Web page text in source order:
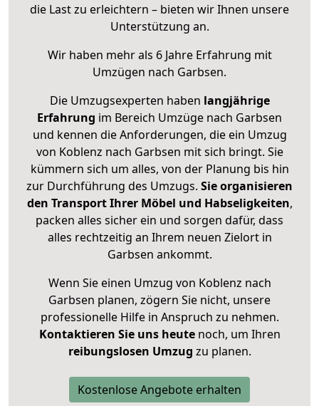
die Last zu erleichtern – bieten wir Ihnen unsere
Unterstützung an.
Wir haben mehr als 6 Jahre Erfahrung mit
Umzügen nach Garbsen.
Die Umzugsexperten haben langjährige
Erfahrung im Bereich Umzüge nach Garbsen
und kennen die Anforderungen, die ein Umzug
von Koblenz nach Garbsen mit sich bringt. Sie
kümmern sich um alles, von der Planung bis hin
zur Durchführung des Umzugs. Sie organisieren
den Transport Ihrer Möbel und Habseligkeiten,
packen alles sicher ein und sorgen dafür, dass
alles rechtzeitig an Ihrem neuen Zielort in
Garbsen ankommt.
Wenn Sie einen Umzug von Koblenz nach
Garbsen planen, zögern Sie nicht, unsere
professionelle Hilfe in Anspruch zu nehmen.
Kontaktieren Sie uns heutenoch, um Ihren
reibungslosen Umzug zu planen.
Kostenlose Angebote erhalten